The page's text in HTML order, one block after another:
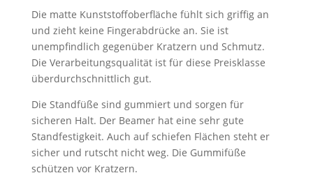
Die matte Kunststoffoberfläche fühlt sich griffig an
und zieht keine Fingerabdrücke an. Sie ist
unempfindlich gegenüber Kratzern und Schmutz.
Die Verarbeitungsqualität ist für diese Preisklasse
überdurchschnittlich gut.
Die Standfüße sind gummiert und sorgen für
sicheren Halt. Der Beamer hat eine sehr gute
Standfestigkeit. Auch auf schiefen Flächen steht er
sicher und rutscht nicht weg. Die Gummifüße
schützen vor Kratzern.